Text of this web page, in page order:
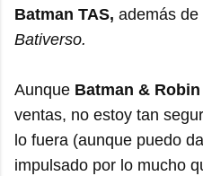
Batman TAS, además de
Bativerso.
Aunque Batman & Robin
ventas, no estoy tan
lo fuera (aunque puedo
impulsado por lo mucho